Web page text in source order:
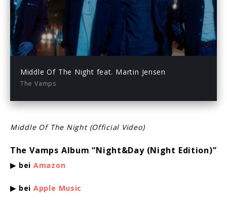
Play Mute
Enter
Play
Middle Of The Night feat. Martin Jensen
The Vamps
Middle Of The Night (Official Video)
The Vamps Album “Night&Day (Night Edition)”
▶ beiAmazon
▶ beiApple Music